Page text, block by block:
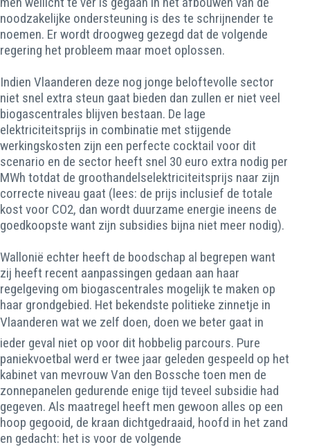
noodzakelijke ondersteuning is des te schrijnender te
noemen. Er wordt droogweg gezegd dat de volgende
regering het probleem maar moet oplossen.
Indien Vlaanderen deze nog jonge beloftevolle sector
niet snel extra steun gaat bieden dan zullen er niet veel
biogascentrales blijven bestaan. De lage
elektriciteitsprijs in combinatie met stijgende
werkingskosten zijn een perfecte cocktail voor dit
scenario en de sector heeft snel 30 euro extra nodig per
MWh totdat de groothandelselektriciteitsprijs naar zijn
correcte niveau gaat (lees: de prijs inclusief de totale
kost voor CO2, dan wordt duurzame energie ineens de
goedkoopste want zijn subsidies bijna niet meer nodig).
Wallonië echter heeft de boodschap al begrepen want
zij heeft recent aanpassingen gedaan aan haar
regelgeving om biogascentrales mogelijk te maken op
haar grondgebied. Het bekendste politieke zinnetje in
Vlaanderen wat we zelf doen, doen we beter gaat in
ieder geval niet op voor dit hobbelig parcours. Pure
paniekvoetbal werd er twee jaar geleden gespeeld op het
kabinet van mevrouw Van den Bossche toen men de
zonnepanelen gedurende enige tijd teveel subsidie had
gegeven. Als maatregel heeft men gewoon alles op een
hoop gegooid, de kraan dichtgedraaid, hoofd in het zand
en gedacht: het is voor de volgende